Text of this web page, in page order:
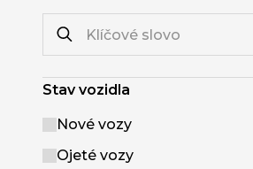
Stav vozidla
Nové vozy
Ojeté vozy